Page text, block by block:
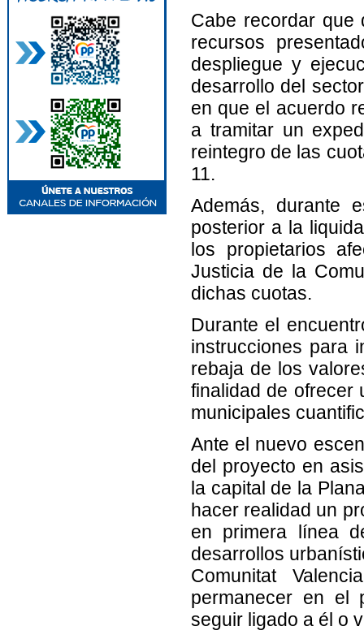
Cabe recordar que
recursos
despliegue y
desarrollo del
en que el acuerdo
a tramitar un
reintegro de las
11.
Además, durante
posterior a la
los propietarios
Justicia de la
dichas cuotas.
Durante el
instrucciones para
rebaja de los
finalidad de ofrecer
municipales
Ante el nuevo
del proyecto en
la capital de la
hacer realidad un
en primera línea
desarrollos
Comunitat
permanecer en el
seguir ligado a él o